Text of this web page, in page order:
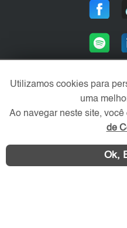
WhatsApp
Área
acesse
Utilizamos cookies para
uma
Ao navegar neste site,
de
Ok,